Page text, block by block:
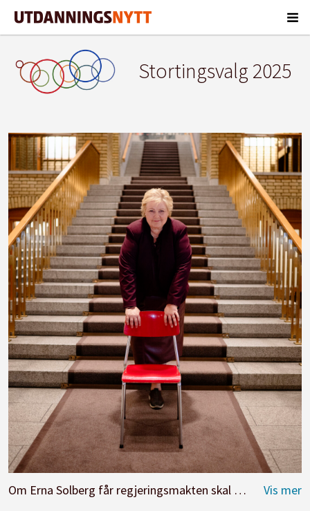
Stortingsvalg 2025
Om Erna Solberg får regjeringsmakten skal det skje ting på skolefronten, lover hun.